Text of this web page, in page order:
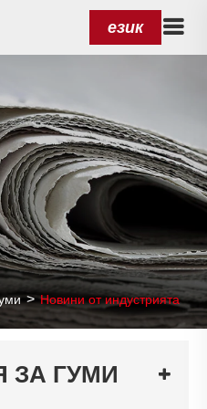
език
Новини от индустрията
ЗА ГУМИ